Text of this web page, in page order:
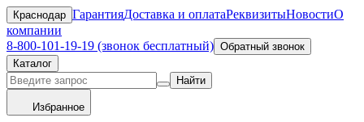
Краснодар ГарантияДоставка и оплатаРеквизитыНовостиО
компании
8-800-101-19-19 (звонок бесплатный) Обратный звонок
Каталог
Найти
Избранное